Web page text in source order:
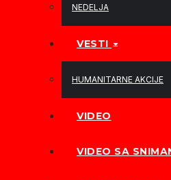
NEDELJA
VESTI
HUMANITARNE AKCIJE
VIDEO
VIDEO SA